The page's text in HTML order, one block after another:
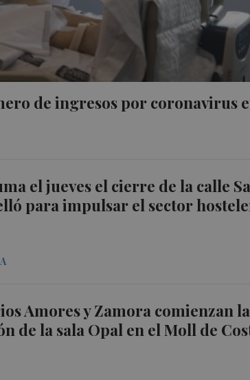
de ingresos por coronavirus
el jueves el cierre de la calle
para impulsar el sector
Amores y Zamora comienzan la
de la sala Opal en el Moll de